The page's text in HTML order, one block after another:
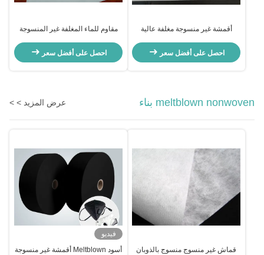
أقمشة غير منسوجة مغلفة عالية
احصل على أفضل سعر
مقاوم للماء المغلفة غير المنسوجة
احصل على أفضل سعر
meltblown nonwoven بناء عرض المزيد > >
قماش غير منسوج منسوج بالذوبان
فيديو
أسود Meltblown أقمشة غير منسوجة